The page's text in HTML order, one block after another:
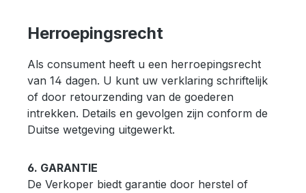
Herroepingsrecht
Als consument heeft u een herroepingsrecht
van 14 dagen. U kunt uw verklaring schriftelijk
of door retourzending van de goederen
intrekken. Details en gevolgen zijn conform de
Duitse wetgeving uitgewerkt.
6. GARANTIE
De Verkoper biedt garantie door herstel of